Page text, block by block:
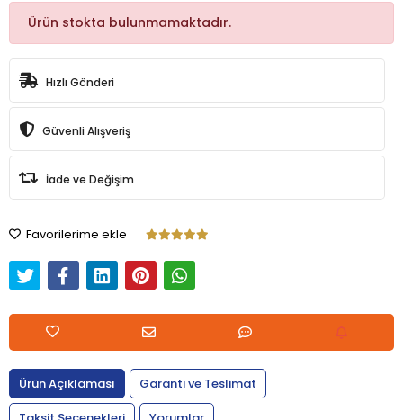
Ürün stokta bulunmamaktadır.
Hızlı Gönderi
Güvenli Alışveriş
İade ve Değişim
Favorilerime ekle
Ürün Açıklaması
Garanti ve Teslimat